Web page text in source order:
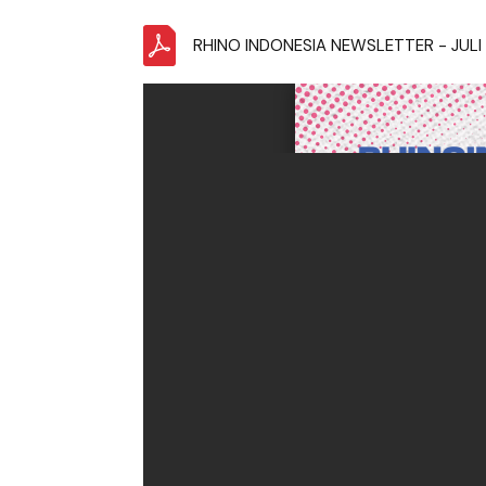
RHINO INDONESIA NEWSLETTER -